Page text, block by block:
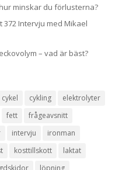
minskar du förlusterna?
372 Intervju med Mikael
– vad är bäst?
cykel cykling
elektrolyter
fett
frågeavsnitt
intervju
ironman
kosttillskott
laktat
löpning